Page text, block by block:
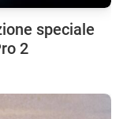
speciale
2